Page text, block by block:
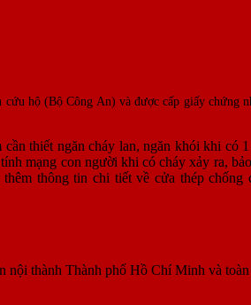
hộ (Bộ Công An) và được cấp giấy chứng
thiết ngăn cháy lan, ngăn khói khi có
mạng con người khi có cháy xảy ra,
thông tin chi tiết về cửa thép
nội thành Thành phố Hồ Chí Minh và